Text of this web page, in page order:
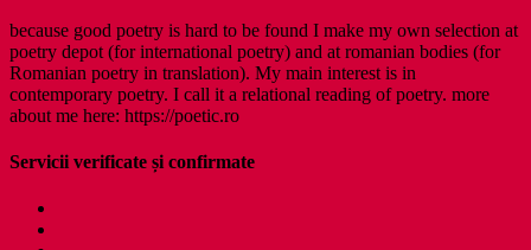
because good poetry is hard to be found I make my own selection at
poetry depot (for international poetry) and at romanian bodies (for
Romanian poetry in translation). My main interest is in
contemporary poetry. I call it a relational reading of poetry. more
about me here: https://poetic.ro
Servicii verificate și confirmate